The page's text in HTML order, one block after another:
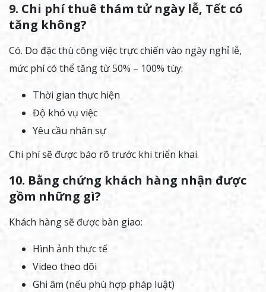
9. Chi phí thuê thám tử ngày lễ, Tết có
tăng không?
Có. Do đặc thù công việc trực chiến vào ngày nghỉ lễ,
mức phí có thể tăng từ 50% – 100% tùy:
Thời gian thực hiện
Độ khó vụ việc
Yêu cầu nhân sự
Chi phí sẽ được báo rõ trước khi triển khai.
10. Bằng chứng khách hàng nhận được
gồm những gì?
Khách hàng sẽ được bàn giao:
Hình ảnh thực tế
Video theo dõi
Ghi âm (nếu phù hợp pháp luật)